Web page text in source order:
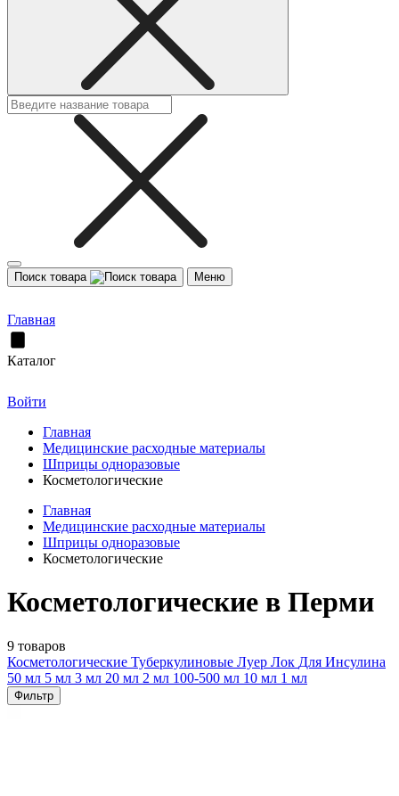
Поиск товара Меню
Главная
Каталог
Войти
Главная
Медицинские расходные материалы
Шприцы одноразовые
Косметологические
Главная
Медицинские расходные материалы
Шприцы одноразовые
Косметологические
Косметологические в Перми
9 товаров
Косметологические Туберкулиновые Луер Лок Для Инсулина
50 мл 5 мл 3 мл 20 мл 2 мл 100-500 мл 10 мл 1 мл
Фильтр